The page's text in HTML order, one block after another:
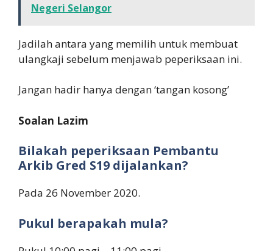
Negeri Selangor
Jadilah antara yang memilih untuk membuat
ulangkaji sebelum menjawab peperiksaan ini.
Jangan hadir hanya dengan ‘tangan kosong’
Soalan Lazim
Bilakah peperiksaan Pembantu
Arkib Gred S19 dijalankan?
Pada 26 November 2020.
Pukul berapakah mula?